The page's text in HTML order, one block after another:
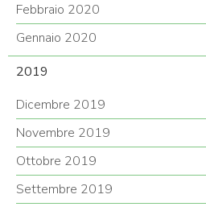
Febbraio 2020
Gennaio 2020
2019
Dicembre 2019
Novembre 2019
Ottobre 2019
Settembre 2019